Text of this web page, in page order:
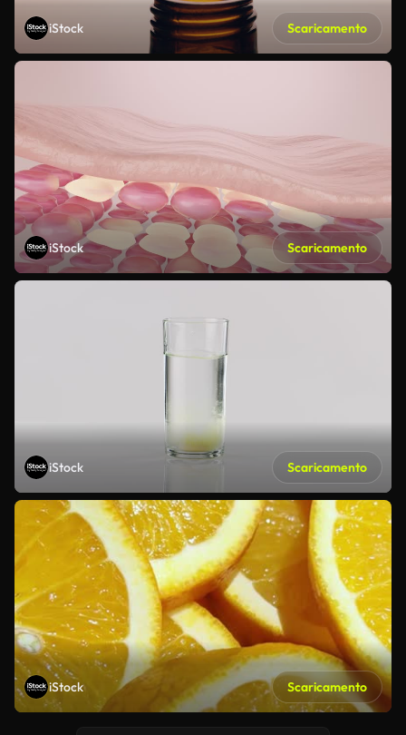
iStock Scaricamento
iStock Scaricamento
iStock Scaricamento
iStock Scaricamento